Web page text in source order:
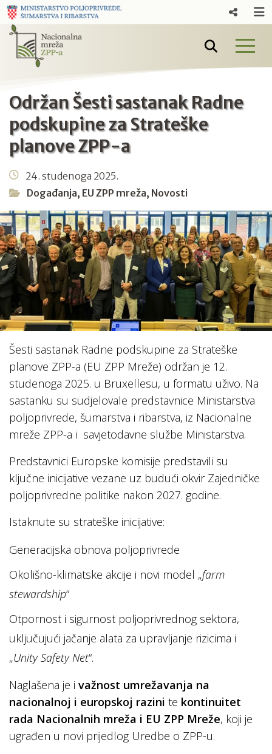
Održan Šesti sastanak Radne
podskupine za Strateške
planove ZPP-a
24. studenoga 2025.
Događanja, EU ZPP mreža, Novosti
Šesti sastanak Radne podskupine za Strateške
planove ZPP-a (EU ZPP Mreže) održan je 12.
studenoga 2025. u Bruxellesu, u formatu uživo. Na
sastanku su sudjelovale predstavnice Ministarstva
poljoprivrede, šumarstva i ribarstva, iz Nacionalne
mreže ZPP-a i savjetodavne službe Ministarstva.
Predstavnici Europske komisije predstavili su
ključne inicijative vezane uz budući okvir Zajedničke
poljoprivredne politike nakon 2027. godine.
Istaknute su strateške inicijative:
Generacijska obnova poljoprivrede
Okolišno-klimatske akcije i novi model „farm
stewardship“
Otpornost i sigurnost poljoprivrednog sektora,
uključujući jačanje alata za upravljanje rizicima i
„Unity Safety Net“.
Naglašena je i važnost umrežavanja na
nacionalnoj i europskoj razini te kontinuitet
rada Nacionalnih mreža i EU ZPP Mreže, koji je
ugrađen u novi prijedlog Uredbe o ZPP-u.